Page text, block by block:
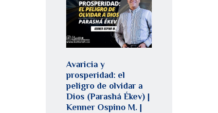
Avaricia y
prosperidad: el
peligro de olvidar a
Dios (Parashá Ékev) |
Kenner Ospino M. |